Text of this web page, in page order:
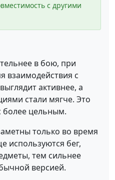
с другими
в бою, при
взаимодействия с
активнее, а
стали мягче. Это
более цельным.
только во время
используются бег,
тем сильнее
версией.